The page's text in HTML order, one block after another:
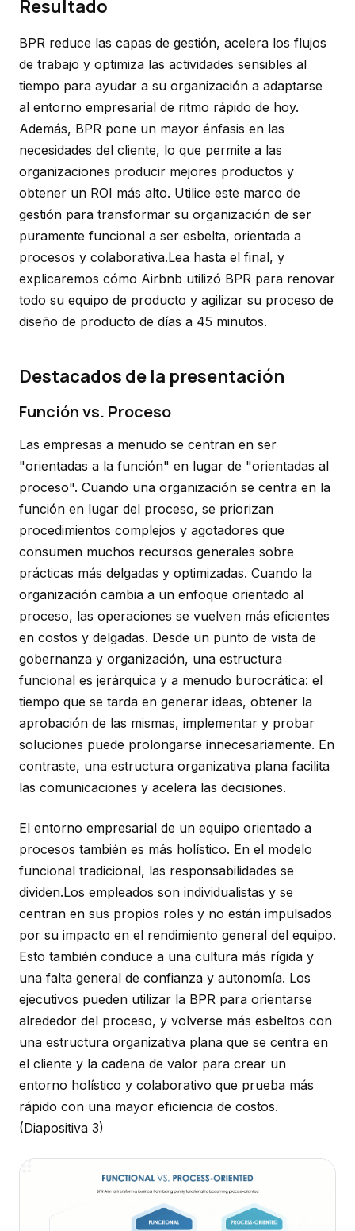
Resultado
BPR reduce las capas de gestión, acelera los flujos
de trabajo y optimiza las actividades sensibles al
tiempo para ayudar a su organización a adaptarse
al entorno empresarial de ritmo rápido de hoy.
Además, BPR pone un mayor énfasis en las
necesidades del cliente, lo que permite a las
organizaciones producir mejores productos y
obtener un ROI más alto. Utilice este marco de
gestión para transformar su organización de ser
puramente funcional a ser esbelta, orientada a
procesos y colaborativa.Lea hasta el final, y
explicaremos cómo Airbnb utilizó BPR para renovar
todo su equipo de producto y agilizar su proceso de
diseño de producto de días a 45 minutos.
Destacados de la presentación
Función vs. Proceso
Las empresas a menudo se centran en ser
"orientadas a la función" en lugar de "orientadas al
proceso". Cuando una organización se centra en la
función en lugar del proceso, se priorizan
procedimientos complejos y agotadores que
consumen muchos recursos generales sobre
prácticas más delgadas y optimizadas. Cuando la
organización cambia a un enfoque orientado al
proceso, las operaciones se vuelven más eficientes
en costos y delgadas. Desde un punto de vista de
gobernanza y organización, una estructura
funcional es jerárquica y a menudo burocrática: el
tiempo que se tarda en generar ideas, obtener la
aprobación de las mismas, implementar y probar
soluciones puede prolongarse innecesariamente. En
contraste, una estructura organizativa plana facilita
las comunicaciones y acelera las decisiones.
El entorno empresarial de un equipo orientado a
procesos también es más holístico. En el modelo
funcional tradicional, las responsabilidades se
dividen.Los empleados son individualistas y se
centran en sus propios roles y no están impulsados
por su impacto en el rendimiento general del equipo.
Esto también conduce a una cultura más rígida y
una falta general de confianza y autonomía. Los
ejecutivos pueden utilizar la BPR para orientarse
alrededor del proceso, y volverse más esbeltos con
una estructura organizativa plana que se centra en
el cliente y la cadena de valor para crear un
entorno holístico y colaborativo que prueba más
rápido con una mayor eficiencia de costos.
(Diapositiva 3)